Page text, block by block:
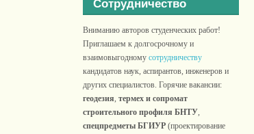
Сотрудничество
Вниманию авторов студенческих работ!
Приглашаем к долгосрочному и
взаимовыгодномусотрудничеству
кандидатов наук, аспирантов, инженеров и
других специалистов. Горячие вакансии:
геодезия, термех и сопромат
строительного профиля БНТУ,
спецпредметы БГИУР (проектирование